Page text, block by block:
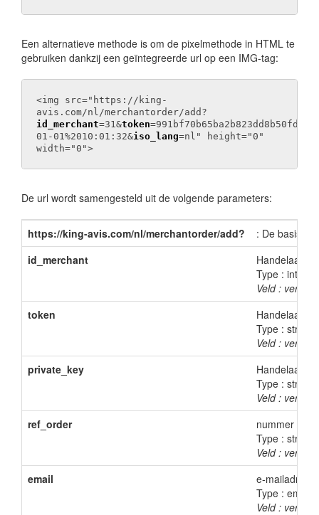
Een alternatieve methode is om de pixelmethode in HTML te
gebruiken dankzij een geïntegreerde url op een IMG-tag:
<img src="https://king-
avis.com/nl/merchantorder/add?
id_merchant=31&token
01-01%2010:01:32&iso_lang=nl" height="0"
width="0">
De url wordt samengesteld uit de volgende parameters:
https://king-avis.com/nl/merchantorder/add?
: De
id_merchant
Handelaars-
Type : int
Veld :
token
Type : string
Veld :
private_key
Type : string
Veld :
ref_order
nummer /
Type : string
Veld :
email
e-mailadres
Type : email
Veld :